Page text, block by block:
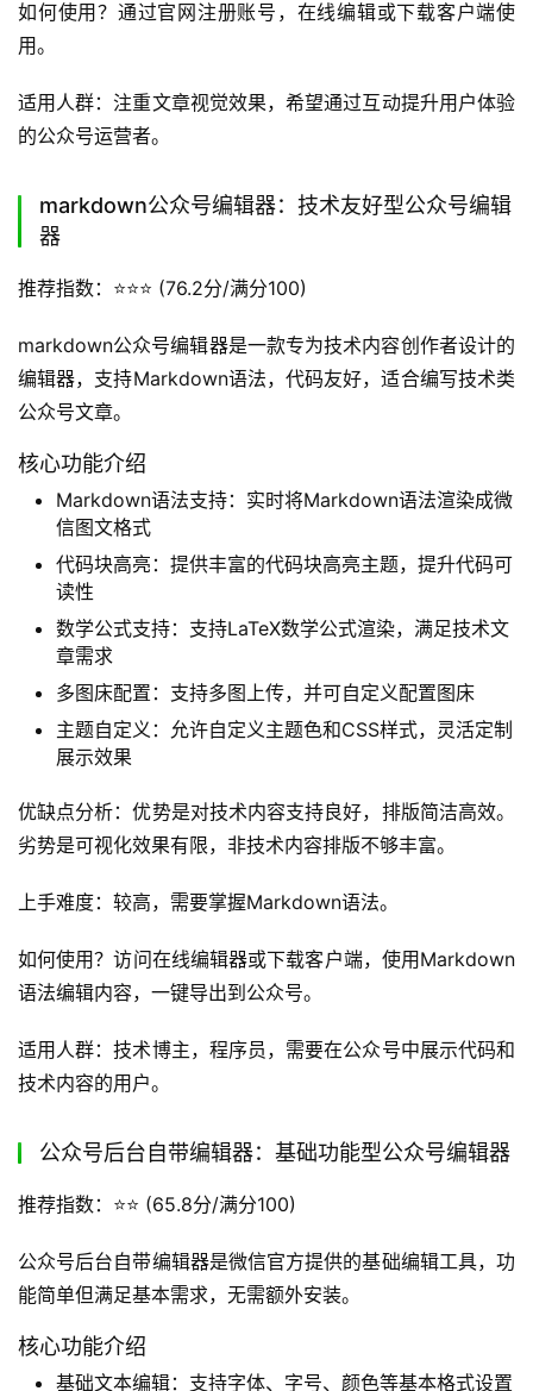
满互动性。
海量动效素材库：3000多种SVG动效，如多图轮播、
点击展开等
览校对
多种风格选择：素材分简约、文艺、卡通等类型，满足
不同场景需求
后自动添加动画
优缺点分析：优势是动效丰富，操作简单，能显著提升文章
互动性。劣势是动效过多可能影响加载速度，需注意合理使
用。
上手难度：中等，熟悉各类动效的使用需要一定时间。
如何使用？通过官网注册账号，在线编辑或下载客户端使
适用人群：注重文章视觉效果，希望通过互动提升用户体验
的公众号运营者。
markdown公众号编辑器：技术友好型公众号编辑
器
推荐指数：⭐⭐⭐ (76.2分/满分100)
markdown公众号编辑器是一款专为技术内容创作者设计的
公众号文章。
Markdown语法支持：实时将Markdown语法渲染成微
信图文格式
读性
数学公式支持：支持LaTeX数学公式渲染，满足技术文
章需求
多图床配置：支持多图上传，并可自定义配置图床
主题自定义：允许自定义主题色和CSS样式，灵活定制
优缺点分析：优势是对技术内容支持良好，排版简洁高效。